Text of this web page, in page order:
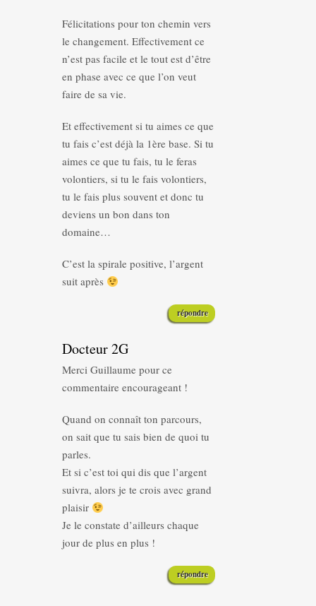
Félicitations pour ton chemin vers
le changement. Effectivement ce
n’est pas facile et le tout est d’être
en phase avec ce que l’on veut
faire de sa vie.
Et effectivement si tu aimes ce que
tu fais c’est déjà la 1ère base. Si tu
aimes ce que tu fais, tu le feras
volontiers, si tu le fais volontiers,
tu le fais plus souvent et donc tu
deviens un bon dans ton
domaine…
C’est la spirale positive, l’argent
suit après
répondre
Docteur 2G
Merci Guillaume pour ce
commentaire encourageant !
Quand on connaît ton parcours,
on sait que tu sais bien de quoi tu
parles.
Et si c’est toi qui dis que l’argent
suivra, alors je te crois avec grand
plaisir
Je le constate d’ailleurs chaque
jour de plus en plus !
répondre